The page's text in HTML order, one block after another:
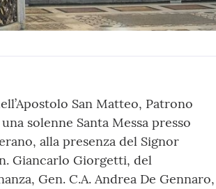
San Matteo, Patrono
solenne Santa Messa presso
alla presenza del Signor
Giancarlo Giorgetti, del
Gen. C.A. Andrea De Gennaro,